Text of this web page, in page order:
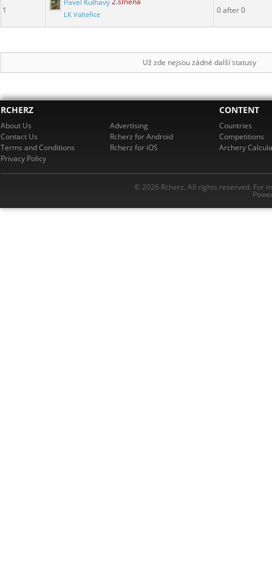
1 LK Valteřice 0 after 0
Už zde nejsou zádné další statusy
RCHERZ
About Us
Contact Us
Terms and Conditions
Privacy Policy
Advertising
Rcherz for Android
Rcherz for iOS
CONTENT
Countries
Competitions
Archery
© 2026 Rcherz. All rights reserved. For